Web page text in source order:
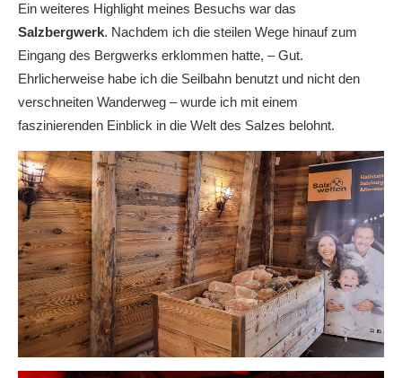
Ein weiteres Highlight meines Besuchs war das
Salzbergwerk. Nachdem ich die steilen Wege hinauf zum
Eingang des Bergwerks erklommen hatte, – Gut.
Ehrlicherweise habe ich die Seilbahn benutzt und nicht den
verschneiten Wanderweg – wurde ich mit einem
faszinierenden Einblick in die Welt des Salzes belohnt.